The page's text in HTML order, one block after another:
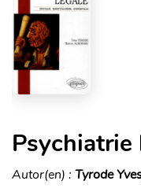
Psychiatrie
Autor(en) : Tyrode